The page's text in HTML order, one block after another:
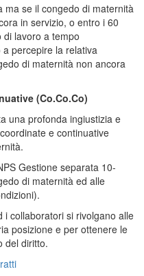
ma se il congedo di maternità
in servizio, o entro i 60
lavoro a tempo
percepire la relativa
di maternità non ancora
(Co.Co.Co)
una profonda ingiustizia e
e continuative
Gestione separata 10-
di maternità ed alle
i collaboratori si rivolgano alle
posizione e per ottenere le
del diritto.